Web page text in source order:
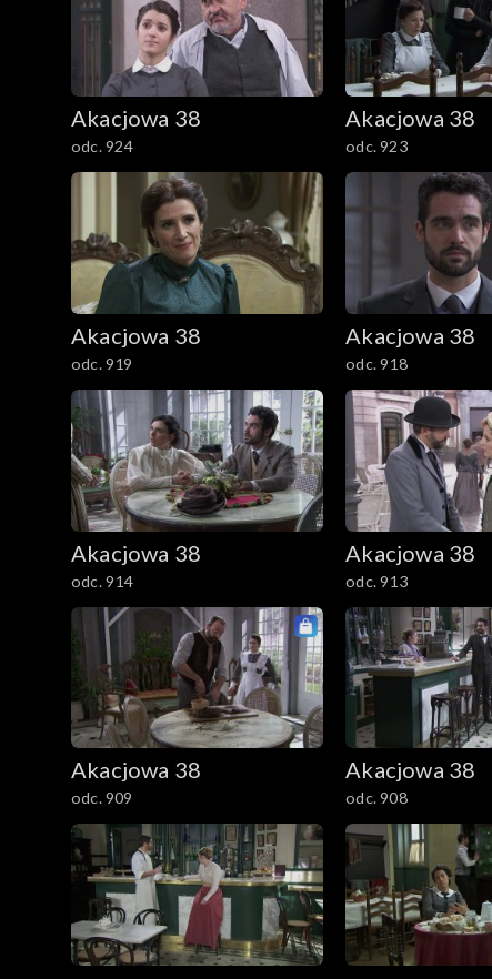
Akacjowa 38
odc. 924
Akacjowa 38
odc. 923
Akacjowa 38
odc. 919
Akacjowa 38
odc. 918
Akacjowa 38
odc. 914
Akacjowa 38
odc. 913
Akacjowa 38
odc. 909
Akacjowa 38
odc. 908